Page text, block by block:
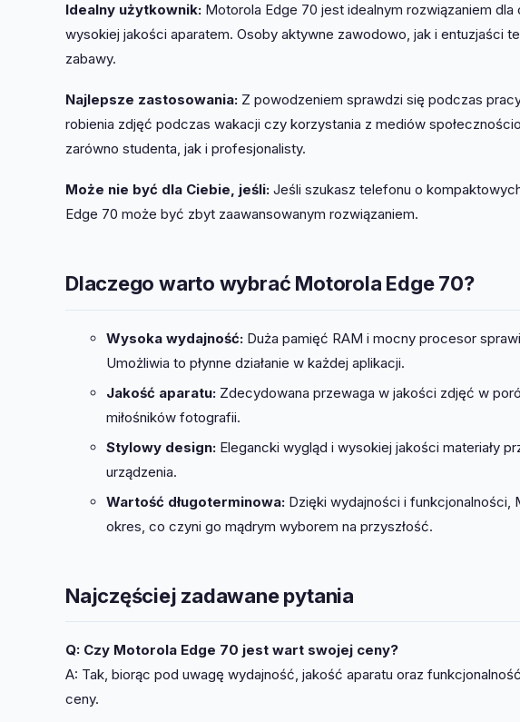
Idealny użytkownik: Motorola Edge 70 jest idealnym rozwiązaniem
wysokiej jakości aparatem. Osoby aktywne zawodowo, jak i entuzjaści
zabawy.
Najlepsze zastosowania: Z powodzeniem sprawdzi się podczas
robienia zdjęć podczas wakacji czy korzystania z mediów
zarówno studenta, jak i profesjonalisty.
Może nie być dla Ciebie, jeśli: Jeśli szukasz telefonu o
Edge 70 może być zbyt zaawansowanym rozwiązaniem.
Dlaczego warto wybrać Motorola Edge 70?
Wysoka wydajność: Duża pamięć RAM i mocny procesor
Umożliwia to płynne działanie w każdej aplikacji.
Jakość aparatu: Zdecydowana przewaga w jakości zdjęć w
miłośników fotografii.
Stylowy design: Elegancki wygląd i wysokiej jakości materiały
urządzenia.
Wartość długoterminowa: Dzięki wydajności i funkcjonalności,
okres, co czyni go mądrym wyborem na przyszłość.
Najczęściej zadawane pytania
Q: Czy Motorola Edge 70 jest wart swojej ceny?
A: Tak, biorąc pod uwagę wydajność, jakość aparatu oraz
ceny.